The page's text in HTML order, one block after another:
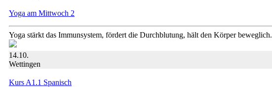
Yoga am Mittwoch 2
Yoga stärkt das Immunsystem, fördert die Durchblutung, hält den Körper beweglich.
14.10.
Wettingen
Kurs A1.1 Spanisch